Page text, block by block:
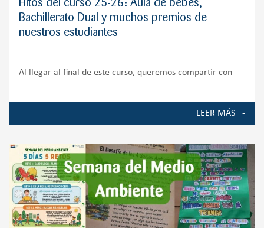
Hitos del curso 25-26: Aula de bebés,
Bachillerato Dual y muchos premios de
nuestros estudiantes
Al llegar al final de este curso, queremos compartir con
momentos, proyectos y logros que han marcado la vida del
Colegio durante el curso 2025-2026. Ha sido un año de
LEER MÁS